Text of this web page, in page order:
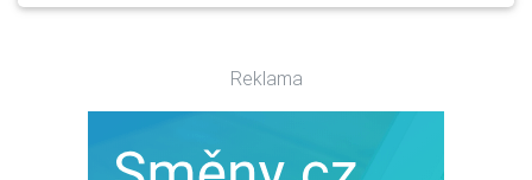
Reklama